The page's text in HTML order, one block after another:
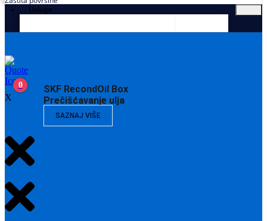
Usluge
SKF RecondOil Box
Prečišćavanje ulja
SAZNAJ VIŠE
0
X